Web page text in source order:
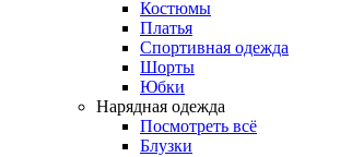
Костюмы
Платья
Спортивная одежда
Шорты
Юбки
Нарядная одежда
Посмотреть всё
Блузки